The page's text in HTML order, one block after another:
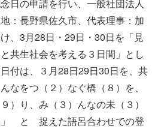
日の申請を行い、一般社団法人
：長野県佐久市、代表理事：加
、3月28日・29日・30日を「見
共生社会を考える３日間」とし
付は、３月28日29日30日を、共
をつ（２）なぐ橋（８）を、
）り、み（３）んなの未（３）
」 と 捉えた語呂合わせでの登